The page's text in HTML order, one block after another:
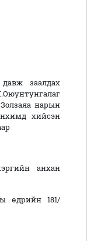
заалдах
нарын
хийсэн
анхан
өдрийн 181/